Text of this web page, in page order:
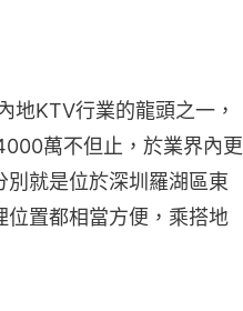
地KTV行業的龍頭之一，
萬不但止，於業界內更
就是位於深圳羅湖區東
位置都相當方便，乘搭地